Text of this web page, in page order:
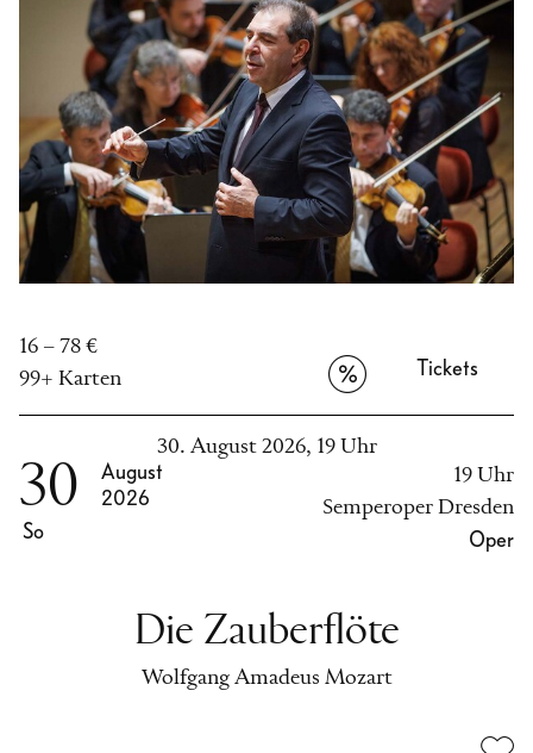
Tickets
16 – 78 €
99+ Karten
Die Zauberflöte
Wolfgang Amadeus Mozart
30. August 2026, 19 Uhr
30
So
August
2026
19 Uhr
Semperoper Dresden
Oper